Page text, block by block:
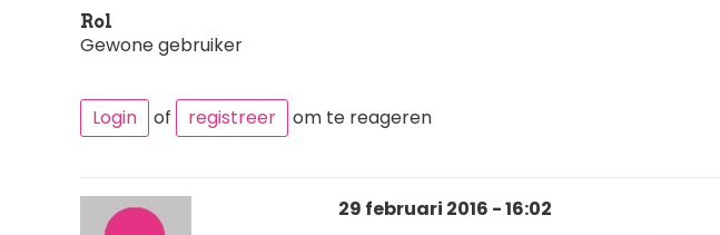
Rol
Gewone gebruiker
Login of registreer om te reageren
29 februari 2016 - 16:02